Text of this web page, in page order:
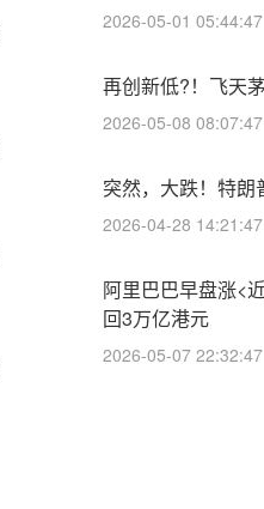
2026-05-01 05:44:47
再创新低?！飞天
2026-05-08 08:07:47
突然，大跌！特朗
2026-04-28 14:21:47
阿里巴巴早盘涨<
回3万亿港元
2026-05-07 22:32:47